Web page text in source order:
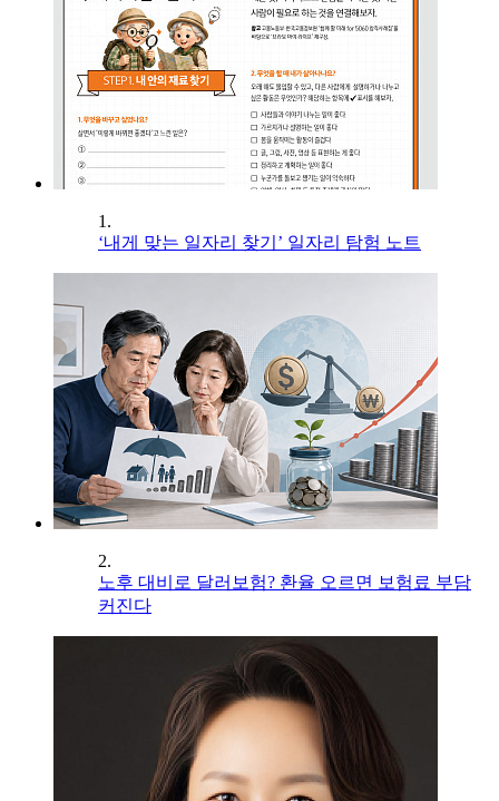
1.
‘내게 맞는 일자리 찾기’ 일자리 탐험 노트
2.
노후 대비로 달러보험? 환율 오르면 보험료 부담
커진다